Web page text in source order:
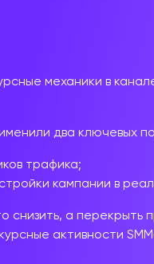
механики в
два ключевых
трафика;
кампании в
снизить, а перекрыть
активности